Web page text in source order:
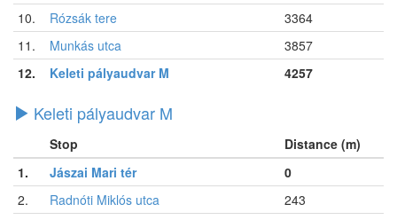
10.
Rózsák tere
3364
11.
Munkás utca
3857
12.
Keleti pályaudvar M 4257
Keleti pályaudvar M
Stop
Distance (m)
1.
Jászai Mari tér
0
2.
Radnóti Miklós utca
243